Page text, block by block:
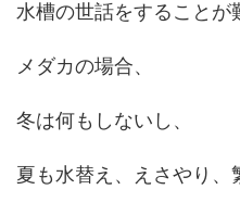
水槽の世話をすることが
メダカの場合、
冬は何もしないし、
夏も水替え、えさやり、